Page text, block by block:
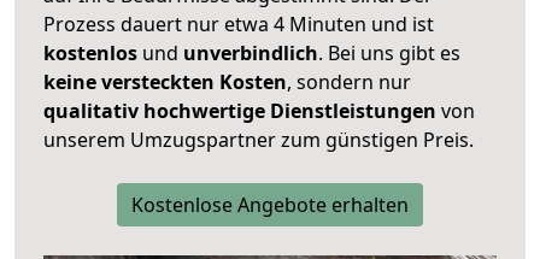
Prozess dauert nur etwa 4 Minuten und ist
kostenlos und unverbindlich. Bei uns gibt es
keine versteckten Kosten, sondern nur
qualitativ hochwertige Dienstleistungen von
unserem Umzugspartner zum günstigen Preis.
Kostenlose Angebote erhalten